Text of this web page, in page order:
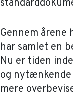
Gennem årene
har samlet en
Nu er tiden
og nytænkende
mere